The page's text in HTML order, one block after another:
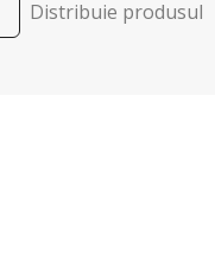
Distribuie produsul